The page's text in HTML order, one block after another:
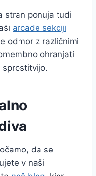
stran ponuja tudi
arcade sekciji
odmor z različnimi
ohranjati
sprostitvijo.
da se
v naši